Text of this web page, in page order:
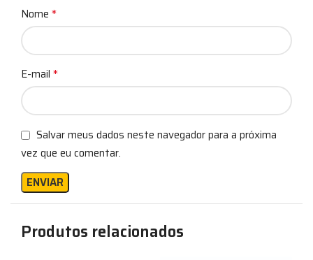
Nome *
E-mail *
Salvar meus dados neste navegador para a próxima
vez que eu comentar.
Produtos relacionados